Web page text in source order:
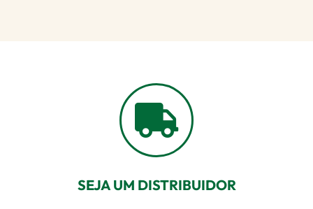
SEJA UM DISTRIBUIDOR